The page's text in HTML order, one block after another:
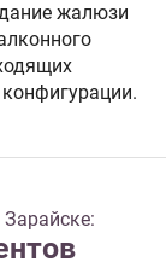
жалюзи